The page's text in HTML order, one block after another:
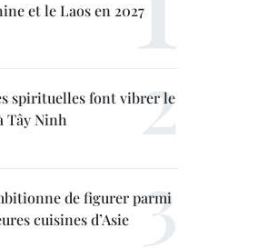
et le Laos en 2027
spirituelles font vibrer le
Tây Ninh
de figurer parmi
cuisines d’Asie